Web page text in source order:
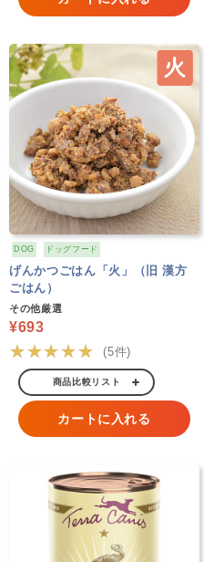
DOG ドッグフード
げんかつごはん「火」（旧 漢方
ごはん）
その他厳選
¥693
★★★★★ (5件)
商品比較リスト
カートに入れる